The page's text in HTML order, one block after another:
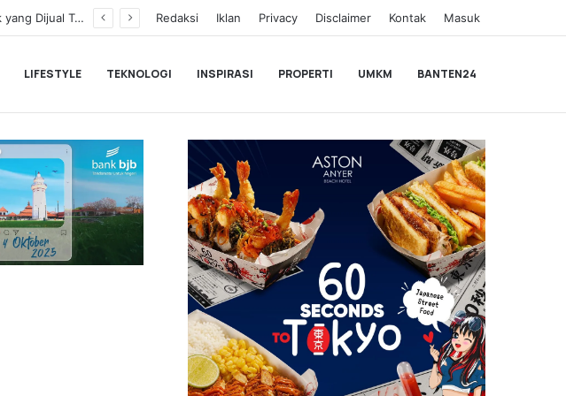
Wamenkeu Juda Agung Optimis Ekonomi Tumbuh Kuat dan Fiskal Tetap Terjaga di Tengah Ketidakpastian Global Redaksi Iklan Privacy Disclaimer Kontak Masuk
LIFESTYLE TEKNOLOGI INSPIRASI PROPERTI UMKM BANTEN24